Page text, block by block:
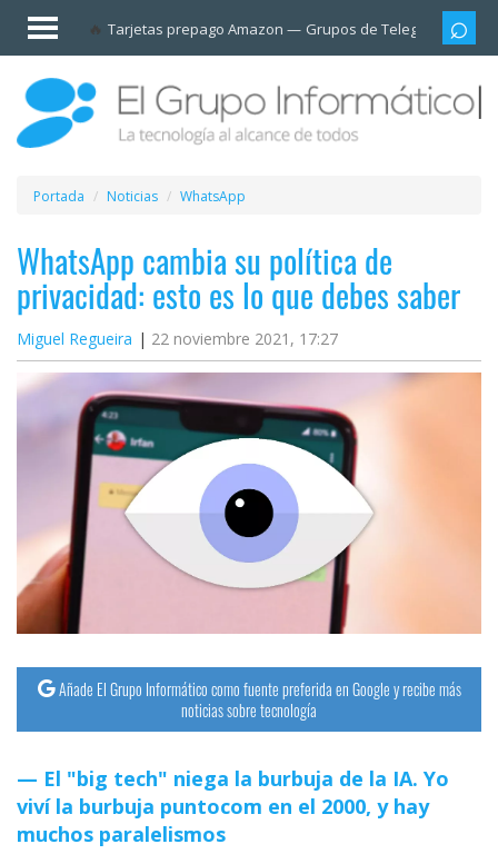
Tarjetas prepago Amazon Grupos de Telegram
Invitado
Iniciar
sesión /
Registrarse
Esenciales
Móviles
Ofertas
Apps
Redes
sociales
Plataformas
streaming
Operadores
Trucos
y
Tutoriales
Sistemas
operativos
Portada Noticias WhatsApp
WhatsApp cambia su política de
privacidad: esto es lo que debes saber
Miguel Regueira 22 noviembre 2021, 17:27
Añade El Grupo Informático como fuente preferida en Google y recibe más
noticias sobre tecnología
El "big tech" niega la burbuja de la IA. Yo
viví la burbuja puntocom en el 2000, y hay
muchos paralelismos